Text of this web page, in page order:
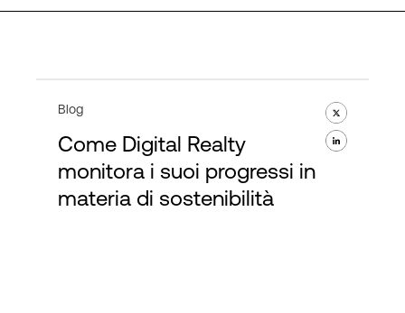
PlatformDIGITAL®
Chi Siamo
Blog
Come Digital Realty
monitora i suoi progressi in
materia di sostenibilità